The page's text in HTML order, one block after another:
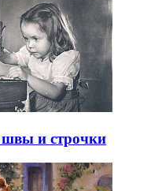
и строчки